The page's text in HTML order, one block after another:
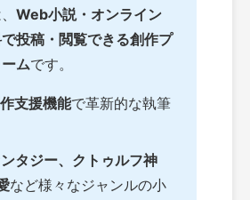
Web小説・オンライン
投稿・閲覧できる創作プ
ムです。
支援機能で革新的な執筆
タジー、クトゥルフ神
など様々なジャンルの小